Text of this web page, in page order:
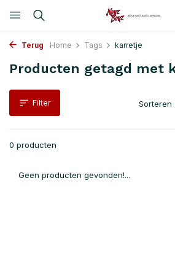
Terug Home Tags karretje
Producten getagd met
Filter
0 producten
Sorteren
Geen producten gevonden!...